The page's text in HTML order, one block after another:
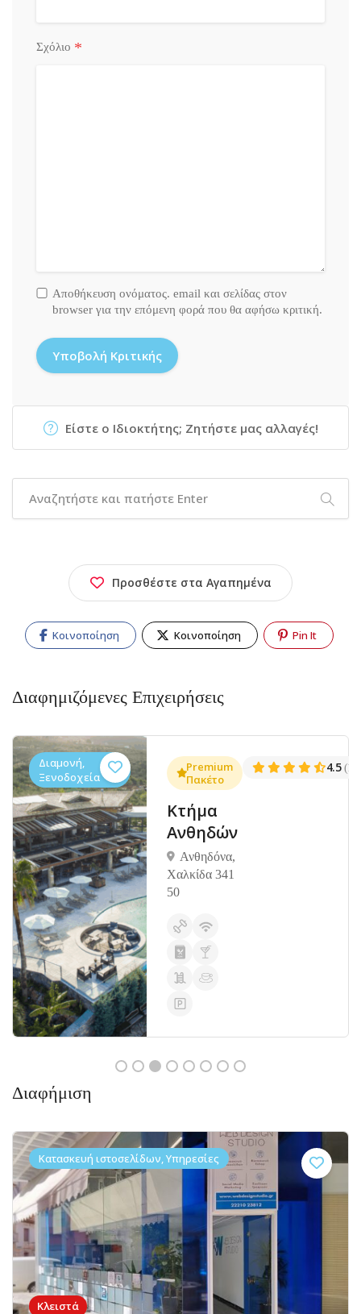
Σχόλιο *
Αποθήκευση ονόματος. email και σελίδας στον
browser για την επόμενη φορά που θα αφήσω κριτική.
Είστε ο Ιδιοκτήτης; Ζητήστε μας αλλαγές!
Προσθέστε στα Αγαπημένα
Κοινοποίηση Κοινοποίηση Pin It
Διαφημιζόμενες Επιχειρήσεις
(1381)
Διαμονή,
Ξενοδοχεία
Premium
Πακέτο
Κτήμα
Ανθηδών
Ανθηδόνα,
Χαλκίδα 341
50
4.5
Διαφήμιση
Κλειστά
Κατασκευή ιστοσελίδων, Υπηρεσίες